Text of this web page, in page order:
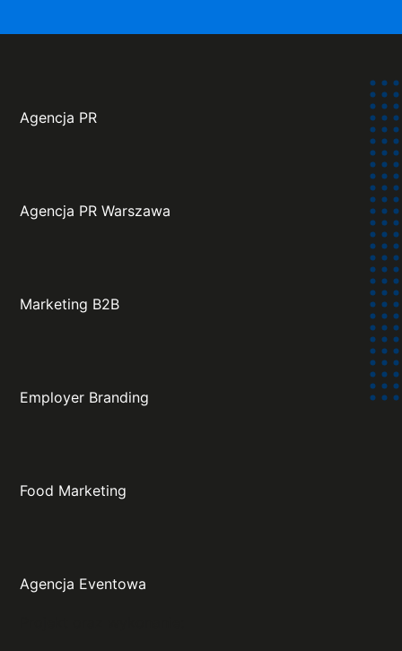
Agencja PR
Agencja PR Warszawa
Marketing B2B
Employer Branding
Food Marketing
Agencja Eventowa